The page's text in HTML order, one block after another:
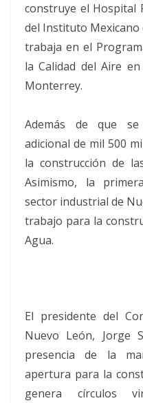
construye el Hospital
del Instituto Mexicano
trabaja en el
la Calidad del Aire
Monterrey.
Además de que
adicional de mil 500
la construcción de
Asimismo, la
sector industrial de
trabajo para la
Agua.
El presidente del
Nuevo León, Jorge
presencia de la
apertura para la
genera círculos